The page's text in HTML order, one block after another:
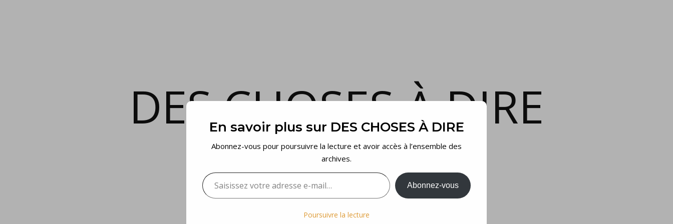
DES CHOSES À DIRE
et voilà…
En savoir plus sur DES CHOSES À DIRE
Abonnez-vous pour poursuivre la lecture et avoir accès à l’ensemble des
archives.
Saisissez votre adresse e-mail…
Abonnez-vous
Poursuivre la lecture